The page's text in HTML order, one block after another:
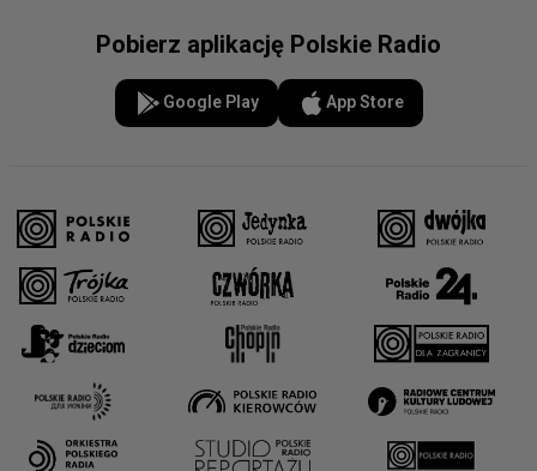
Pobierz aplikację Polskie Radio
Google Play App Store